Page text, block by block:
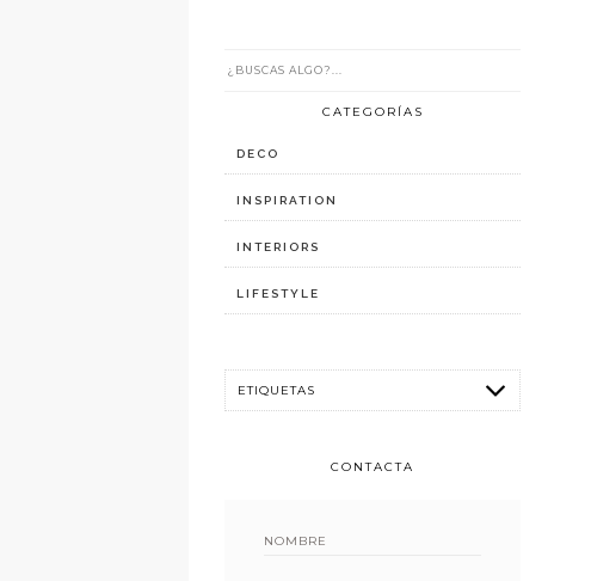
CATEGORÍAS
DECO
INSPIRATION
INTERIORS
LIFESTYLE
CONTACTA